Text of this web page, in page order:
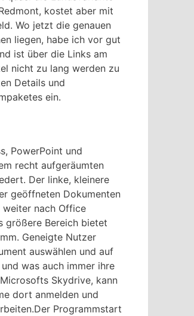
kostet aber mit
Wo jetzt die genauen
liegen, habe ich vor gut
ist über die Links am
nicht zu lang werden zu
Details und
ein.
PowerPoint und
recht aufgeräumten
Der linke, kleinere
geöffneten Dokumenten
weiter nach Office
größere Bereich bietet
Geneigte Nutzer
auswählen und auf
was auch immer ihre
Skydrive, kann
dort anmelden und
Programmstart